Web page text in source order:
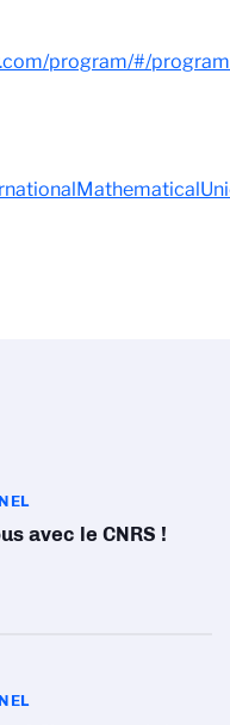
program/#/
avec le CNRS !